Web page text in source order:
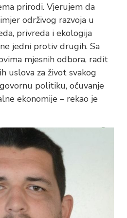
prirodi. Vjerujem da
održivog razvoja u
privreda i ekologija
jedni protiv drugih. Sa
mjesnih odbora, radit
uslova za život svakog
politiku, očuvanje
ekonomije – rekao je